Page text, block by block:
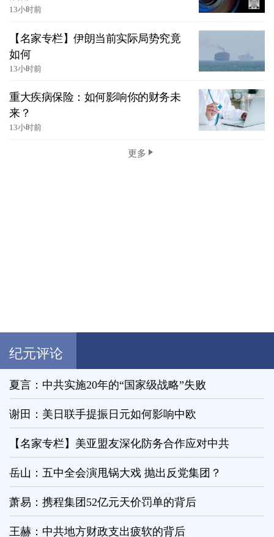
13小时前
【名家专栏】伊朗当前实际局势究竟
如何
13小时前
重大疾病保险：如何影响你的财务未
来？
13小时前
更多
纪元评论
夏言：中共实施20年的“国家级战略”失败
谢田：美日联手提振日元如何影响中欧
【名家专栏】美亚盟友深化防务合作应对中共
岳山：五中全会演甩锅大戏 抛出反党集团？
萧易：携程集团52亿元天价罚单的背后
王赫：中共地方财政支出疲软的背后